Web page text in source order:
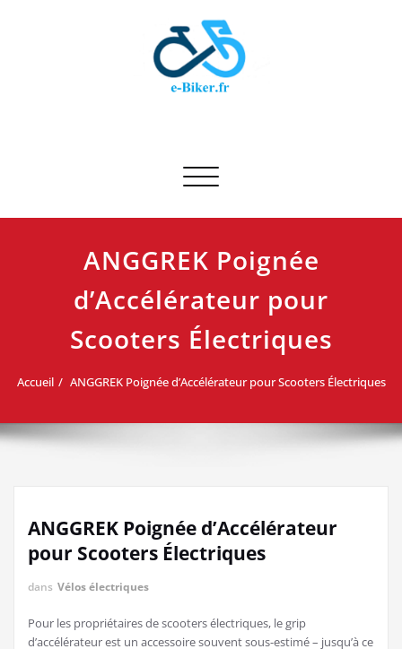
Afficher/masquer la navigation
ANGGREK Poignée
d’Accélérateur pour
Scooters Électriques
Accueil ANGGREK Poignée d’Accélérateur pour Scooters Électriques
ANGGREK Poignée d’Accélérateur
pour Scooters Électriques
dans Vélos électriques
Pour les propriétaires de scooters électriques, le grip
d’accélérateur est un accessoire souvent sous-estimé – jusqu’à ce